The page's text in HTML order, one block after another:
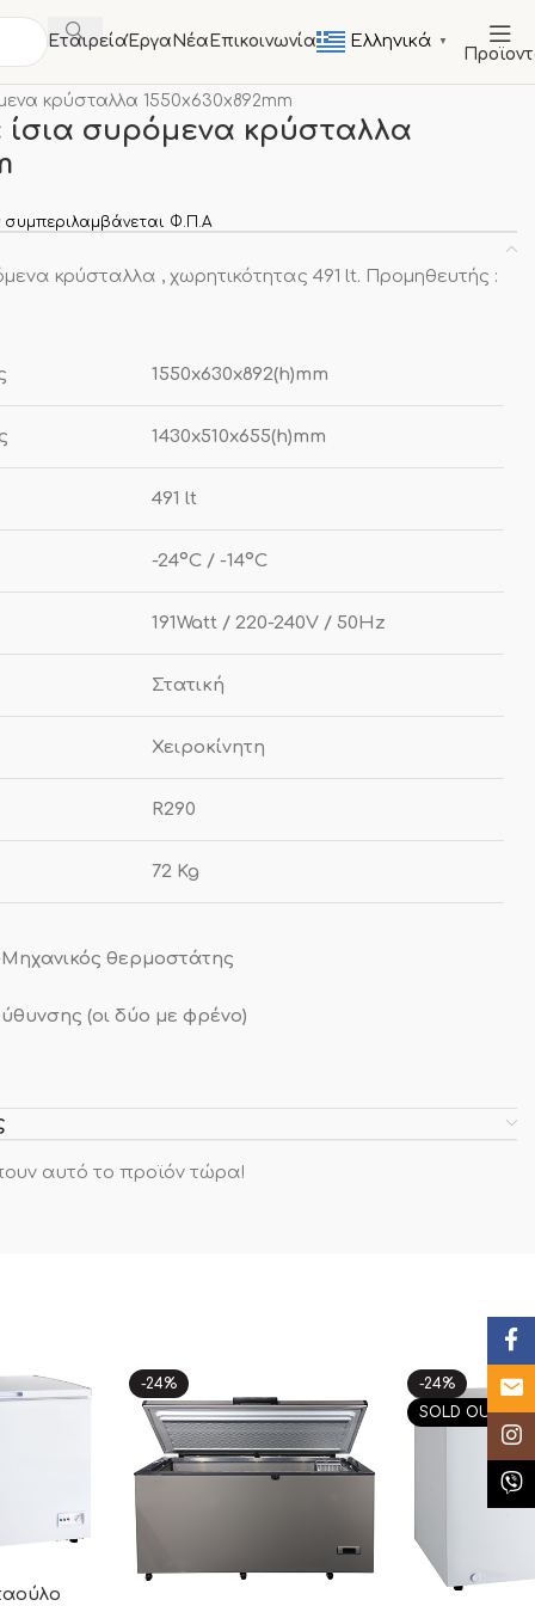
Εταιρεία Έργα Νέα Επικοινωνία Ελληνικά ▼
κρύσταλλα 1550x630x892mm
συρόμενα κρύσταλλα
Φ.Π.Α
κρύσταλλα , χωρητικότητας 491 lt. Προμηθευτής :
1550x630x892(h)mm
1430x510x655(h)mm
491 lt
-24ºC / -14ºC
191Watt / 220-240V / 50Hz
Στατική
Χειροκίνητη
R290
72 Kg
Μηχανικός θερμοστάτης
(οι δύο με φρένο)
αυτό το προϊόν τώρα!
-24%
-24%
SOLD OUT
Email